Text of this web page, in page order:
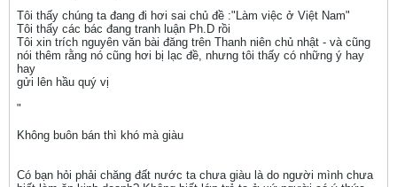
Tôi thấy chúng ta đang đi hơi sai chủ đề :"Làm việc ở Việt Nam"
Tôi thấy các bác đang tranh luận Ph.D rồi
Tôi xin trích nguyên văn bài đăng trên Thanh niên chủ nhật - và cũng
nói thêm rằng nó cũng hơi bị lạc đề, nhưng tôi thấy có những ý hay
hay
gửi lên hầu quý vị
"
Không buôn bán thì khó mà giàu
Có bạn hỏi phải chăng đất nước ta chưa giàu là do người mình chưa